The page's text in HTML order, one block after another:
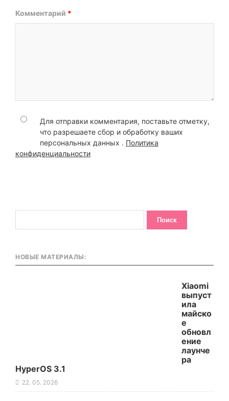
Комментарий *
Для отправки комментария, поставьте отметку,
что разрешаете сбор и обработку ваших
персональных данных . Политика
конфиденциальности
НОВЫЕ МАТЕРИАЛЫ:
Xiaomi
выпуст
ила
майско
е
обновл
ение
лаунче
ра
HyperOS 3.1
22. 05. 2026